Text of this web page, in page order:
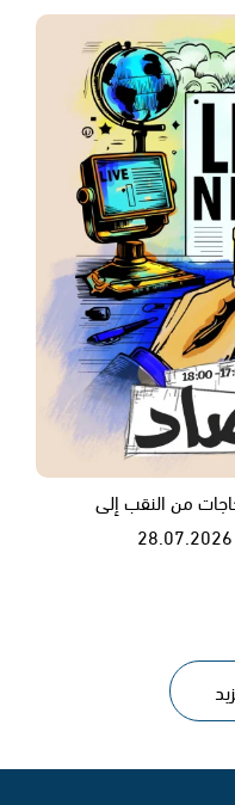
من النقب إلى